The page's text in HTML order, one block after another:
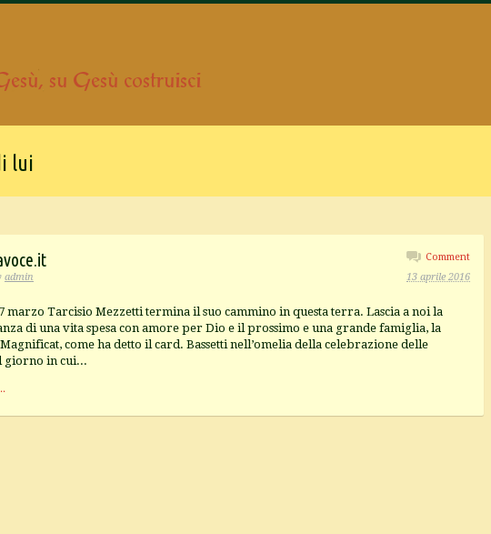
lui
admin
Comment
13 aprile 2016
marzo Tarcisio Mezzetti termina il suo cammino in questa terra. Lascia a noi la
di una vita spesa con amore per Dio e il prossimo e una grande famiglia, la
come ha detto il card. Bassetti nell’omelia della celebrazione delle
giorno in cui...